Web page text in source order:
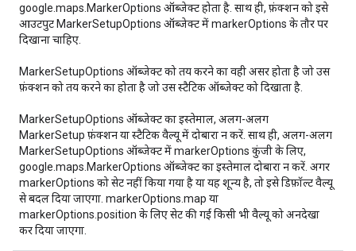
google.maps.MarkerOptions ऑब्जेक्ट होता है. साथ ही, फ़ंक्शन को इसे
आउटपुट MarkerSetupOptions ऑब्जेक्ट में markerOptions के तौर पर
दिखाना चाहिए.
MarkerSetupOptions ऑब्जेक्ट को तय करने का वही असर होता है जो उस
फ़ंक्शन को तय करने का होता है जो उस स्टैटिक ऑब्जेक्ट को दिखाता है.
MarkerSetupOptions ऑब्जेक्ट का इस्तेमाल, अलग-अलग
MarkerSetup फ़ंक्शन या स्टैटिक वैल्यू में दोबारा न करें. साथ ही, अलग-अलग
MarkerSetupOptions ऑब्जेक्ट में markerOptions कुंजी के लिए,
google.maps.MarkerOptions ऑब्जेक्ट का इस्तेमाल दोबारा न करें. अगर
markerOptions को सेट नहीं किया गया है या यह शून्य है, तो इसे डिफ़ॉल्ट वैल्यू
से बदल दिया जाएगा. markerOptions.map या
markerOptions.position के लिए सेट की गई किसी भी वैल्यू को अनदेखा
कर दिया जाएगा.